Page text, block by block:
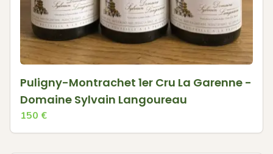
Puligny-Montrachet 1er Cru La Garenne -
Domaine Sylvain Langoureau
150 €